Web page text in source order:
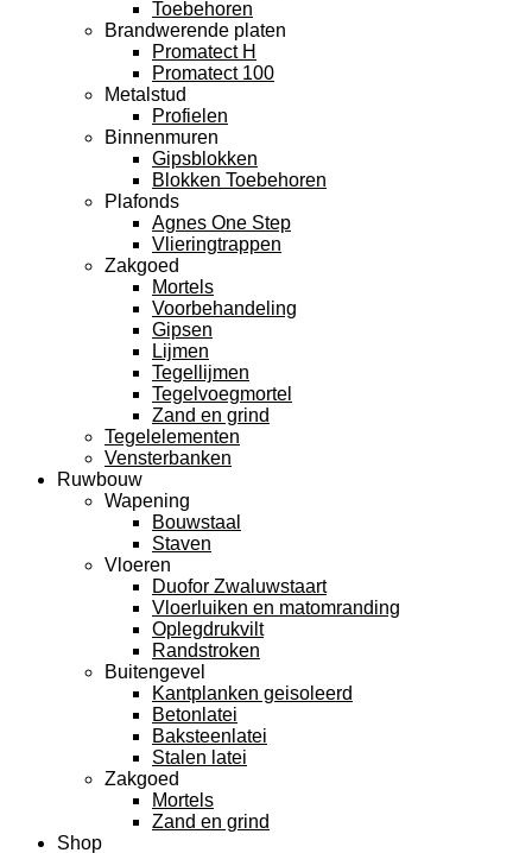
Toebehoren
Brandwerende platen
Promatect H
Promatect 100
Metalstud
Profielen
Binnenmuren
Gipsblokken
Blokken Toebehoren
Plafonds
Agnes One Step
Vlieringtrappen
Zakgoed
Mortels
Voorbehandeling
Gipsen
Lijmen
Tegellijmen
Tegelvoegmortel
Zand en grind
Tegelelementen
Vensterbanken
Ruwbouw
Wapening
Bouwstaal
Staven
Vloeren
Duofor Zwaluwstaart
Vloerluiken en matomranding
Oplegdrukvilt
Randstroken
Buitengevel
Kantplanken geisoleerd
Betonlatei
Baksteenlatei
Stalen latei
Zakgoed
Mortels
Zand en grind
Shop